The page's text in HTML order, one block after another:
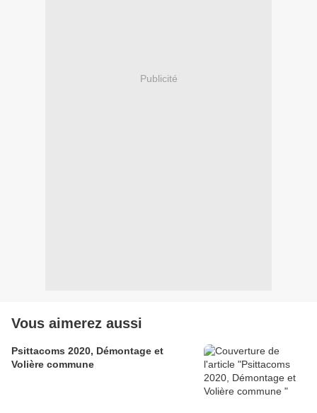
Publicité
Vous aimerez aussi
Psittacoms 2020, Démontage et
Volière commune